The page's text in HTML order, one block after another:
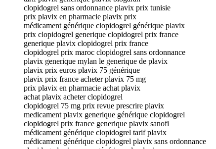
clopidogrel sans ordonnance plavix prix tunisie
prix plavix en pharmacie plavix prix
médicament générique clopidogrel générique plavix
prix clopidogrel generique clopidogrel prix france
generique plavix clopidogrel prix france
clopidogrel prix maroc clopidogrel sans ordonnance
plavix generique mylan le generique de plavix
plavix prix euros plavix 75 générique
plavix prix france acheter plavix 75 mg
prix plavix en pharmacie achat plavix
achat plavix acheter clopidogrel
clopidogrel 75 mg prix revue prescrire plavix
medicament plavix generique générique clopidogrel
clopidogrel prix france generique plavix sanofi
médicament générique clopidogrel tarif plavix
médicament générique clopidogrel plavix sans ordonnance